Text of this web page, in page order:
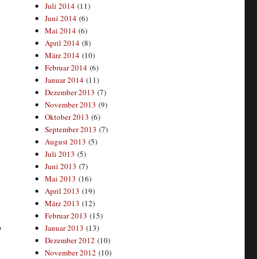
Juli 2014 (11)
Juni 2014 (6)
Mai 2014 (6)
April 2014 (8)
März 2014 (10)
Februar 2014 (6)
Januar 2014 (11)
Dezember 2013 (7)
November 2013 (9)
Oktober 2013 (6)
September 2013 (7)
August 2013 (5)
Juli 2013 (5)
Juni 2013 (7)
Mai 2013 (16)
April 2013 (19)
März 2013 (12)
Februar 2013 (15)
Januar 2013 (13)
Dezember 2012 (10)
November 2012 (10)